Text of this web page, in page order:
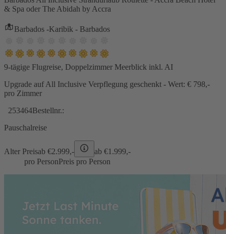
& Spa oder The Abidah by Accra
Barbados -Karibik - Barbados
9-tägige Flugreise, Doppelzimmer Meerblick inkl. AI
Upgrade auf All Inclusive Verpflegung geschenkt - Wert: € 798,-
pro Zimmer
253464Bestellnr.:
Pauschalreise
Alter Preisab €2.999,- ab €1.999,-
pro PersonPreis pro Person